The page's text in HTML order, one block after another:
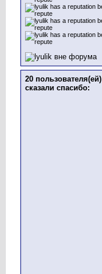
20 пользователя(ей)
сказали cпасибо: